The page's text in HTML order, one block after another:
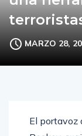
MARZO 28,
El portavoz